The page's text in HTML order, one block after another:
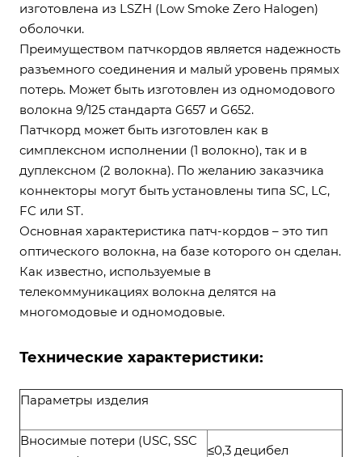
изготовлена из LSZH (Low Smoke Zero Halogen)
оболочки.
Преимуществом патчкордов является надежность
разъемного соединения и малый уровень прямых
потерь. Может быть изготовлен из одномодового
волокна 9/125 стандарта G657 и G652.
Патчкорд может быть изготовлен как в
симплексном исполнении (1 волокно), так и в
дуплексном (2 волокна). По желанию заказчика
коннекторы могут быть установлены типа SC, LC,
FC или ST.
Основная характеристика патч-кордов – это тип
оптического волокна, на базе которого он сделан.
Как известно, используемые в
телекоммуникациях волокна делятся на
многомодовые и одномодовые.
Технические характеристики:
Параметры изделия
Вносимые потери (USC, SSC
≤0,3 децибел